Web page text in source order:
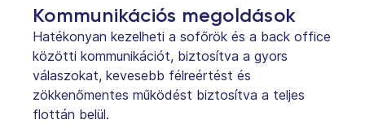
Kommunikációs megoldások
Hatékonyan kezelheti a sofőrök és a back office
közötti kommunikációt, biztosítva a gyors
válaszokat, kevesebb félreértést és
zökkenőmentes működést biztosítva a teljes
flottán belül.